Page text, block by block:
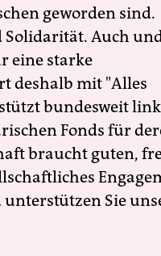
geworden sind.
Solidarität. Auch
eine starke
deshalb mit "Alles
bundesweit
Fonds für
braucht guten,
unterstützen Sie